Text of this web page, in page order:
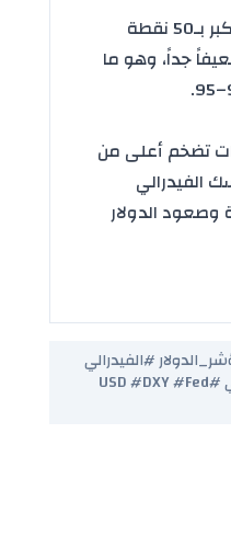
السيناريو البديل: خفض أكبر بـ50 نقطة
جداً، وهو ما
تضخم أعلى من
الفيدرالي
وصعود الدولار
#الفيدرالي‬
#التضخم‬ #الاقتصاد_العالمي‬ #USD‬ #DXY‬ #Fed‬